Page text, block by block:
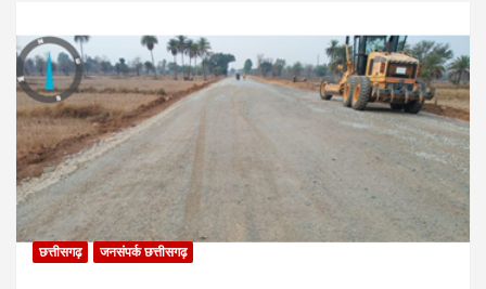
छत्तीसगढ़ जनसंपर्क छत्तीसगढ़